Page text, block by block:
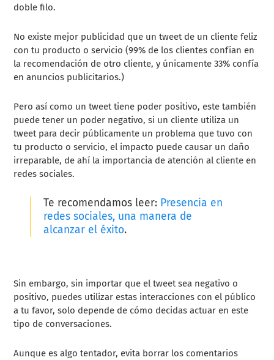
doble filo.
No existe mejor publicidad que un tweet de un cliente feliz
con tu producto o servicio (99% de los clientes confían en
la recomendación de otro cliente, y únicamente 33% confía
en anuncios publicitarios.)
Pero así como un tweet tiene poder positivo, este también
puede tener un poder negativo, si un cliente utiliza un
tweet para decir públicamente un problema que tuvo con
tu producto o servicio, el impacto puede causar un daño
irreparable, de ahí la importancia de atención al cliente en
redes sociales.
Te recomendamos leer: Presencia en
redes sociales, una manera de
alcanzar el éxito.
Sin embargo, sin importar que el tweet sea negativo o
positivo, puedes utilizar estas interacciones con el público
a tu favor, solo depende de cómo decidas actuar en este
tipo de conversaciones.
Aunque es algo tentador, evita borrar los comentarios